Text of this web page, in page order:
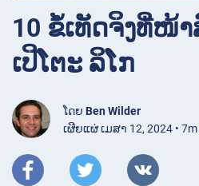
10 ຂໍ້ເທັດຈິງທີ່ໜ້
ເປີໂຕະ ລິໂກ
ໂດຍ Ben Wilder
ເຜີຍແຜ່ ເມສາ 12, 2024 •